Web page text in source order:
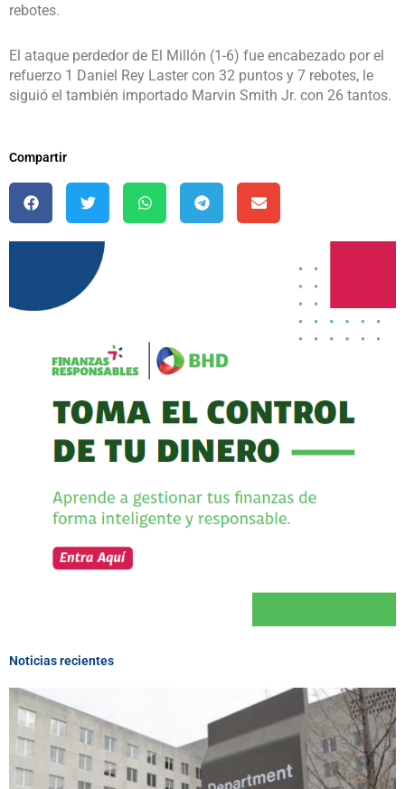
rebotes.
El ataque perdedor de El Millón (1-6) fue encabezado por el
refuerzo 1 Daniel Rey Laster con 32 puntos y 7 rebotes, le
siguió el también importado Marvin Smith Jr. con 26 tantos.
Compartir
Noticias recientes